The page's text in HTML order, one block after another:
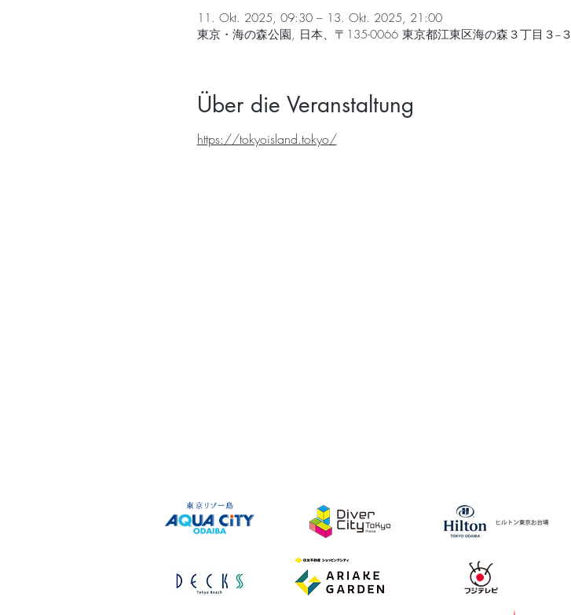
11. Okt. 2025, 09:30 – 13. Okt. 2025, 21:00
東京・海の森公園, 日本、〒135-0066 東京都江東区海の森３丁目３−３
Über die Veranstaltung
https://tokyoisland.tokyo/